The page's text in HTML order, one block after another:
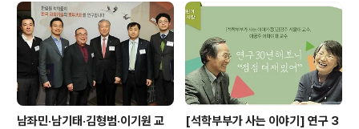
남좌민·남기태·김형범·이기원 교
[석학부부가 사는 이야기] 연구 3